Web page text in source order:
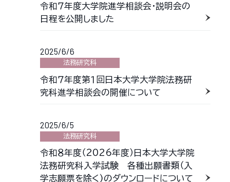
令和７年度大学院進学相談会・説明会の
日程を公開しました
2025/6/6
法務研究科
令和７年度第１回日本大学大学院法務研
究科進学相談会の開催について
2025/6/5
法務研究科
令和８年度（2026年度）日本大学大学院
法務研究科入学試験 各種出願書類（入
学志願票を除く)のダウンロードについて